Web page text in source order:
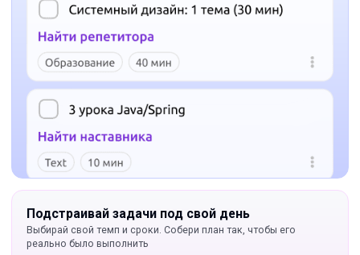
Подстраивай задачи под свой день
Выбирай свой темп и сроки. Собери план так, чтобы его
реально было выполнить